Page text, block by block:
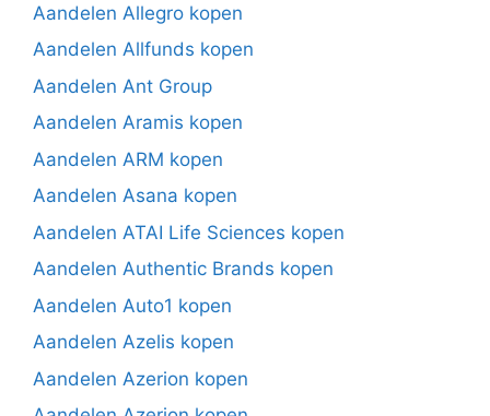
Aandelen Allegro kopen
Aandelen Allfunds kopen
Aandelen Ant Group
Aandelen Aramis kopen
Aandelen ARM kopen
Aandelen Asana kopen
Aandelen ATAI Life Sciences kopen
Aandelen Authentic Brands kopen
Aandelen Auto1 kopen
Aandelen Azelis kopen
Aandelen Azerion kopen